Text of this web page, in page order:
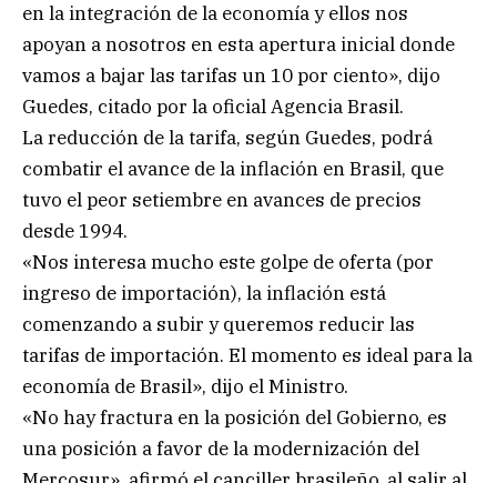
en la integración de la economía y ellos nos
apoyan a nosotros en esta apertura inicial donde
vamos a bajar las tarifas un 10 por ciento», dijo
Guedes, citado por la oficial Agencia Brasil.
La reducción de la tarifa, según Guedes, podrá
combatir el avance de la inflación en Brasil, que
tuvo el peor setiembre en avances de precios
desde 1994.
«Nos interesa mucho este golpe de oferta (por
ingreso de importación), la inflación está
comenzando a subir y queremos reducir las
tarifas de importación. El momento es ideal para la
economía de Brasil», dijo el Ministro.
«No hay fractura en la posición del Gobierno, es
una posición a favor de la modernización del